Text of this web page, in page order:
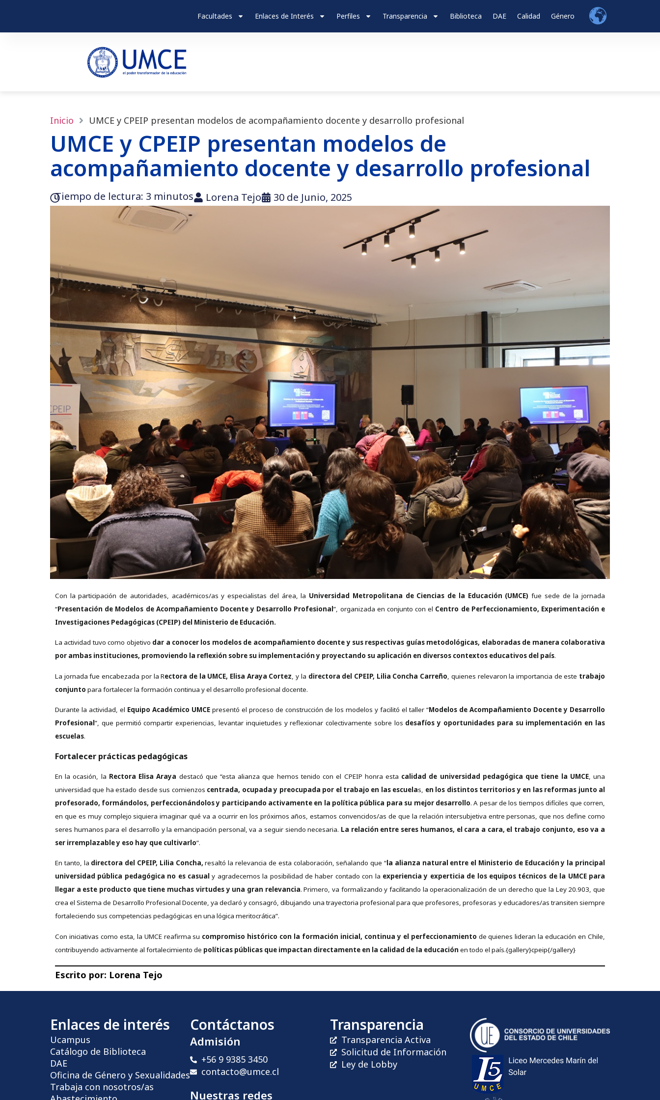
Facultades Enlaces de Interés Perfiles Transparencia Biblioteca DAE Calidad Género
Inicio UMCE y CPEIP presentan modelos de acompañamiento docente y desarrollo profesional
UMCE y CPEIP presentan modelos de
acompañamiento docente y desarrollo profesional
Tiempo de lectura:‎ 3 minutos Lorena Tejo 30 de Junio, 2025
Con la participación de autoridades, académicos/as y especialistas del área, la Universidad Metropolitana de Ciencias de la Educación (UMCE) fue sede de la jornada
“Presentación de Modelos de Acompañamiento Docente y Desarrollo Profesional”, organizada en conjunto con el Centro de Perfeccionamiento, Experimentación e
Investigaciones Pedagógicas (CPEIP) del Ministerio de Educación.
La actividad tuvo como objetivo dar a conocer los modelos de acompañamiento docente y sus respectivas guías metodológicas, elaboradas de manera colaborativa
por ambas instituciones, promoviendo la reflexión sobre su implementación y proyectando su aplicación en diversos contextos educativos del país.
La jornada fue encabezada por la Rectora de la UMCE, Elisa Araya Cortez, y la directora del CPEIP, Lilia Concha Carreño, quienes relevaron la importancia de este trabajo
conjunto para fortalecer la formación continua y el desarrollo profesional docente.
Durante la actividad, el Equipo Académico UMCE presentó el proceso de construcción de los modelos y facilitó el taller “Modelos de Acompañamiento Docente y Desarrollo
Profesional”, que permitió compartir experiencias, levantar inquietudes y reflexionar colectivamente sobre los desafíos y oportunidades para su implementación en las
escuelas.
Fortalecer prácticas pedagógicas
En la ocasión, la Rectora Elisa Araya destacó que “esta alianza que hemos tenido con el CPEIP honra esta calidad de universidad pedagógica que tiene la UMCE, una
universidad que ha estado desde sus comienzos centrada, ocupada y preocupada por el trabajo en las escuelas, en los distintos territorios y en las reformas junto al
profesorado, formándolos, perfeccionándolos y participando activamente en la política pública para su mejor desarrollo. A pesar de los tiempos difíciles que corren,
en que es muy complejo siquiera imaginar qué va a ocurrir en los próximos años, estamos convencidos/as de que la relación intersubjetiva entre personas, que nos define como
seres humanos para el desarrollo y la emancipación personal, va a seguir siendo necesaria. La relación entre seres humanos, el cara a cara, el trabajo conjunto, eso va a
ser irremplazable y eso hay que cultivarlo”.
En tanto, la directora del CPEIP, Lilia Concha, resaltó la relevancia de esta colaboración, señalando que “la alianza natural entre el Ministerio de Educación y la principal
universidad pública pedagógica no es casual y agradecemos la posibilidad de haber contado con la experiencia y experticia de los equipos técnicos de la UMCE para
llegar a este producto que tiene muchas virtudes y una gran relevancia. Primero, va formalizando y facilitando la operacionalización de un derecho que la Ley 20.903, que
crea el Sistema de Desarrollo Profesional Docente, ya declaró y consagró, dibujando una trayectoria profesional para que profesores, profesoras y educadores/as transiten siempre
fortaleciendo sus competencias pedagógicas en una lógica meritocrática”.
Con iniciativas como esta, la UMCE reafirma su compromiso histórico con la formación inicial, continua y el perfeccionamiento de quienes lideran la educación en Chile,
contribuyendo activamente al fortalecimiento de políticas públicas que impactan directamente en la calidad de la educación en todo el país.{gallery}cpeip{/gallery}
Escrito por: Lorena Tejo
Enlaces de interés
Ucampus
Catálogo de Biblioteca
DAE
Oficina de Género y Sexualidades
Trabaja con nosotros/as
Contáctanos
Admisión
+56 9 9385 3450
contacto@umce.cl
Nuestras redes
Transparencia
Transparencia Activa
Solicitud de Información
Ley de Lobby